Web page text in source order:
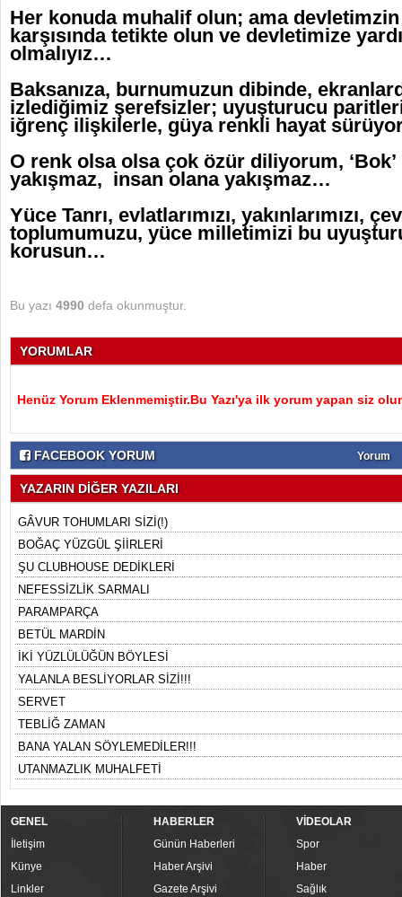
Her konuda muhalif olun; ama devletimzin
karşısında tetikte olun ve devletimize
olmalıyız…
Baksanıza, burnumuzun dibinde,
izlediğimiz şerefsizler; uyuşturucu
iğrenç ilişkilerle, güya renkli hayat
O renk olsa olsa çok özür diliyorum,
yakışmaz, insan olana yakışmaz…
Yüce Tanrı, evlatlarımızı, yakınlarımızı,
toplumumuzu, yüce milletimizi bu
korusun…
Bu yazı 4990 defa okunmuştur.
YORUMLAR
Henüz Yorum Eklenmemiştir.Bu Yazı'ya ilk yorum yapan siz
FACEBOOK YORUM Yorum
YAZARIN DİĞER YAZILARI
GÂVUR TOHUMLARI SİZİ(!)
BOĞAÇ YÜZGÜL ŞİİRLERİ
ŞU CLUBHOUSE DEDİKLERİ
NEFESSİZLİK SARMALI
PARAMPARÇA
BETÜL MARDİN
İKİ YÜZLÜLÜĞÜN BÖYLESİ
YALANLA BESLİYORLAR SİZİ!!!
SERVET
TEBLİĞ ZAMAN
BANA YALAN SÖYLEMEDİLER!!!
UTANMAZLIK MUHALFETİ
GENEL
İletişim
Künye
Linkler
HABERLER
Günün Haberleri
Haber Arşivi
Gazete Arşivi
VİDEOLAR
Spor
Haber
Sağlık